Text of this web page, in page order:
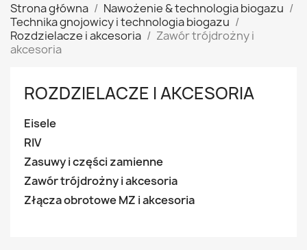
Strona główna
Nawożenie & technologia biogazu
Technika gnojowicy i technologia biogazu
Rozdzielacze i akcesoria
Zawór trójdrożny i
akcesoria
ROZDZIELACZE I AKCESORIA
Eisele
RIV
Zasuwy i części zamienne
Zawór trójdrożny i akcesoria
Złącza obrotowe MZ i akcesoria